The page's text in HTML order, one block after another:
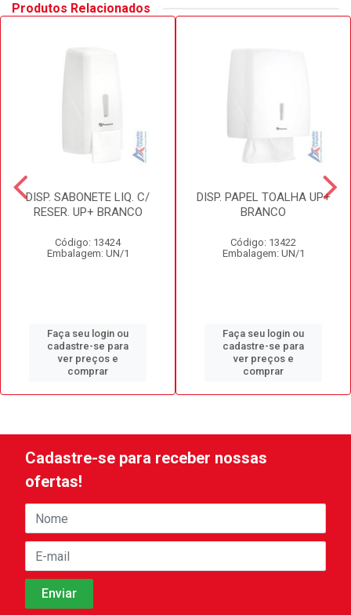
Produtos Relacionados
DISP. SABONETE LIQ. C/
RESER. UP+ BRANCO
Código: 13424
Embalagem: UN/1
Faça seu login ou
cadastre-se para
ver preços e
comprar
DISP. PAPEL TOALHA UP+
BRANCO
Código: 13422
Embalagem: UN/1
Faça seu login ou
cadastre-se para
ver preços e
comprar
Cadastre-se para receber nossas
ofertas!